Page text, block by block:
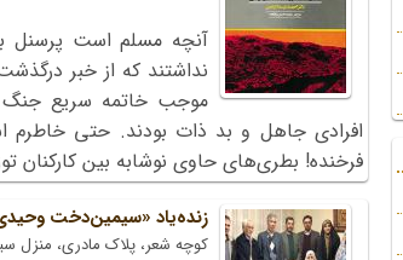
آنچه مسلم است پرسنل
نداشتند که از خبر
موجب خاتمه سریع جنگ
افرادی جاهل و بد ذات بودند. حتی
فرخنده! بطری‌های حاوی نوشابه بین کارکنان
زنده‌یاد «سیمین‌دخت
کوچه شعر، پلاک مادری، منزل